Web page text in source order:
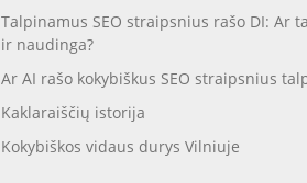
Talpinamus SEO straipsnius rašo DI: Ar
ir naudinga?
Ar AI rašo kokybiškus SEO straipsnius
Kaklaraiščių istorija
Kokybiškos vidaus durys Vilniuje